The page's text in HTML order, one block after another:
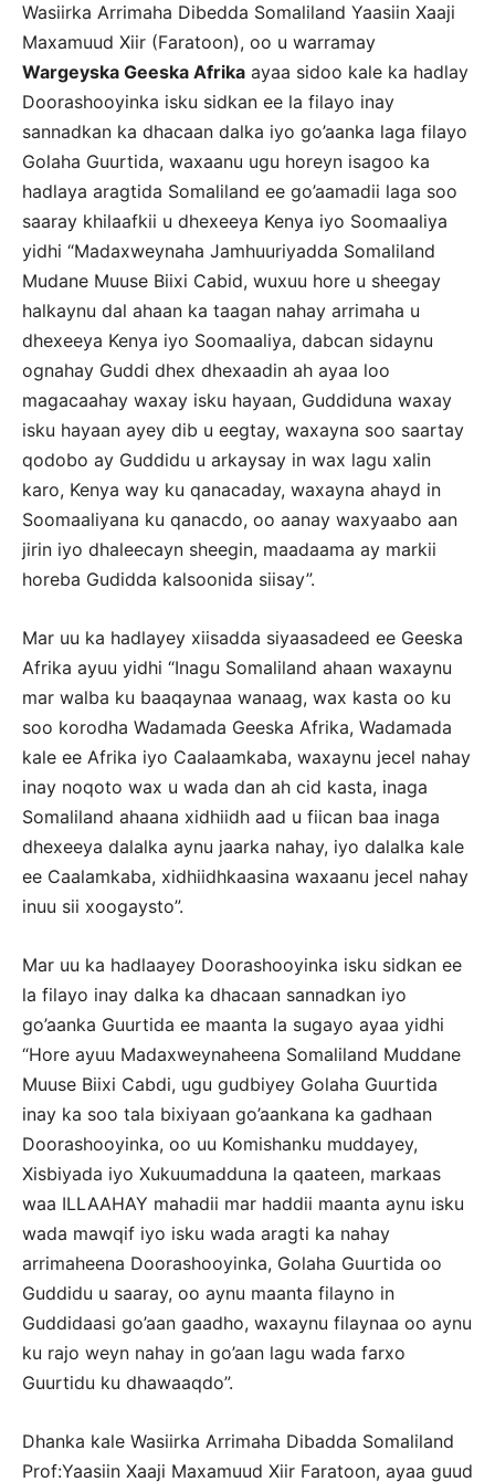
Wasiirka Arrimaha Dibedda Somaliland Yaasiin Xaaji
Maxamuud Xiir (Faratoon), oo u warramay
Wargeyska Geeska Afrika ayaa sidoo kale ka hadlay
Doorashooyinka isku sidkan ee la filayo inay
sannadkan ka dhacaan dalka iyo go’aanka laga filayo
Golaha Guurtida, waxaanu ugu horeyn isagoo ka
hadlaya aragtida Somaliland ee go’aamadii laga soo
saaray khilaafkii u dhexeeya Kenya iyo Soomaaliya
yidhi “Madaxweynaha Jamhuuriyadda Somaliland
Mudane Muuse Biixi Cabid, wuxuu hore u sheegay
halkaynu dal ahaan ka taagan nahay arrimaha u
dhexeeya Kenya iyo Soomaaliya, dabcan sidaynu
ognahay Guddi dhex dhexaadin ah ayaa loo
magacaahay waxay isku hayaan, Guddiduna waxay
isku hayaan ayey dib u eegtay, waxayna soo saartay
qodobo ay Guddidu u arkaysay in wax lagu xalin
karo, Kenya way ku qanacaday, waxayna ahayd in
Soomaaliyana ku qanacdo, oo aanay waxyaabo aan
jirin iyo dhaleecayn sheegin, maadaama ay markii
horeba Gudidda kalsoonida siisay”.
Mar uu ka hadlayey xiisadda siyaasadeed ee Geeska
Afrika ayuu yidhi “Inagu Somaliland ahaan waxaynu
mar walba ku baaqaynaa wanaag, wax kasta oo ku
soo korodha Wadamada Geeska Afrika, Wadamada
kale ee Afrika iyo Caalaamkaba, waxaynu jecel nahay
inay noqoto wax u wada dan ah cid kasta, inaga
Somaliland ahaana xidhiidh aad u fiican baa inaga
dhexeeya dalalka aynu jaarka nahay, iyo dalalka kale
ee Caalamkaba, xidhiidhkaasina waxaanu jecel nahay
inuu sii xoogaysto”.
Mar uu ka hadlaayey Doorashooyinka isku sidkan ee
la filayo inay dalka ka dhacaan sannadkan iyo
go’aanka Guurtida ee maanta la sugayo ayaa yidhi
“Hore ayuu Madaxweynaheena Somaliland Muddane
Muuse Biixi Cabdi, ugu gudbiyey Golaha Guurtida
inay ka soo tala bixiyaan go’aankana ka gadhaan
Doorashooyinka, oo uu Komishanku muddayey,
Xisbiyada iyo Xukuumadduna la qaateen, markaas
waa ILLAAHAY mahadii mar haddii maanta aynu isku
wada mawqif iyo isku wada aragti ka nahay
arrimaheena Doorashooyinka, Golaha Guurtida oo
Guddidu u saaray, oo aynu maanta filayno in
Guddidaasi go’aan gaadho, waxaynu filaynaa oo aynu
ku rajo weyn nahay in go’aan lagu wada farxo
Guurtidu ku dhawaaqdo”.
Dhanka kale Wasiirka Arrimaha Dibadda Somaliland
Prof:Yaasiin Xaaji Maxamuud Xiir Faratoon, ayaa guud